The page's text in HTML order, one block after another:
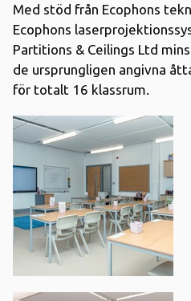
Med stöd från Ecophons
Ecophons
Partitions & Ceilings Ltd
de ursprungligen angivna
för totalt 16 klassrum.